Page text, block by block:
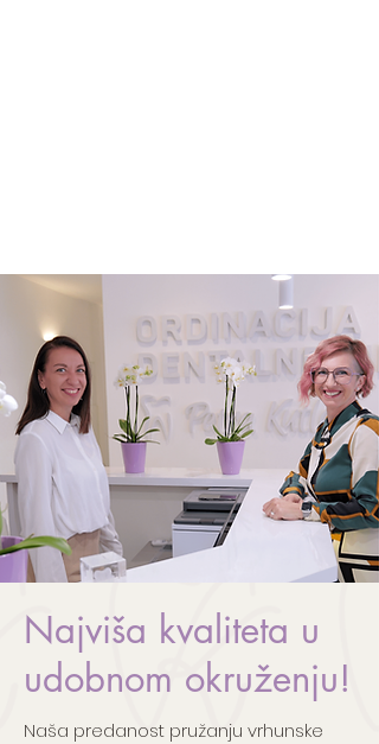
Najviša kvaliteta u
udobnom okruženju!
Naša predanost pružanju vrhunske